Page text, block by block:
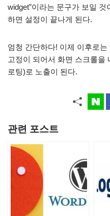
widget”이라는 문구가 보일
하면 설정이 끝나게 된다.
엄청 간단하다! 이제 이후로
고정이 되어서 화면 스크롤을
로팅)로 노출이 된다.
관련 포스트